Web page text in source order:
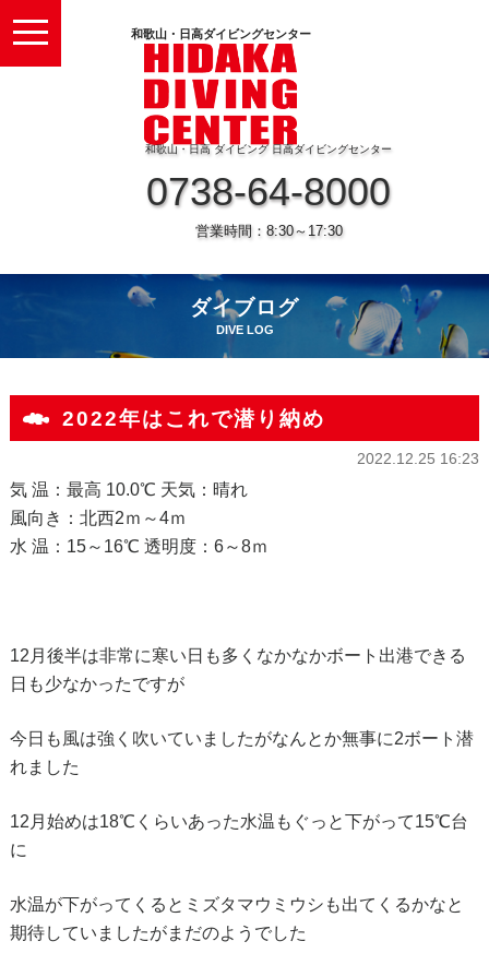
toggle
navigation
和歌山・日高ダイビングセンター
和歌山・日高 ダイビング 日高ダイビングセンター
0738-64-8000
営業時間：8:30～17:30
ダイブログ
DIVE LOG
2022年はこれで潜り納め
2022.12.25 16:23
気 温：最高 10.0℃ 天気：晴れ
風向き：北西2ｍ～4ｍ
水 温：15～16℃ 透明度：6～8ｍ
12月後半は非常に寒い日も多くなかなかボート出港できる
日も少なかったですが
今日も風は強く吹いていましたがなんとか無事に2ボート潜
れました
12月始めは18℃くらいあった水温もぐっと下がって15℃台
に
水温が下がってくるとミズタマウミウシも出てくるかなと
期待していましたがまだのようでした